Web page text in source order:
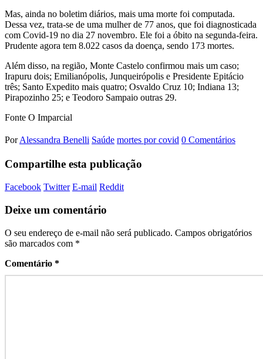
Mas, ainda no boletim diários, mais uma morte foi computada.
Dessa vez, trata-se de uma mulher de 77 anos, que foi diagnosticada
com Covid-19 no dia 27 novembro. Ele foi a óbito na segunda-feira.
Prudente agora tem 8.022 casos da doença, sendo 173 mortes.
Além disso, na região, Monte Castelo confirmou mais um caso;
Irapuru dois; Emilianópolis, Junqueirópolis e Presidente Epitácio
três; Santo Expedito mais quatro; Osvaldo Cruz 10; Indiana 13;
Pirapozinho 25; e Teodoro Sampaio outras 29.
Fonte O Imparcial
Por Alessandra Benelli Saúde mortes por covid 0 Comentários
Compartilhe esta publicação
Facebook Twitter E-mail Reddit
Deixe um comentário
O seu endereço de e-mail não será publicado. Campos obrigatórios
são marcados com *
Comentário *